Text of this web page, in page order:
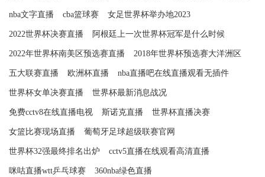
nba文字直播 cba篮球赛 女足世界杯举办地2023
2022世界杯决赛直播 阿根廷上一次世界杯冠军是什么时候
2022年世界杯南美区预选赛直播 2018年世界杯预选赛大洋洲区
五大联赛直播 欧洲杯直播 nba直播吧在线直播观看无插件
世界杯女单决赛直播 世界杯最新消息战况
免费cctv8在线直播电视 斯诺克直播 世界杯直播决赛
女篮比赛现场直播 葡萄牙足球超级联赛官网
世界杯32强最终排名出炉 cctv5直播在线观看高清直播
咪咕直播wtt乒乓球赛 360nba绿色直播